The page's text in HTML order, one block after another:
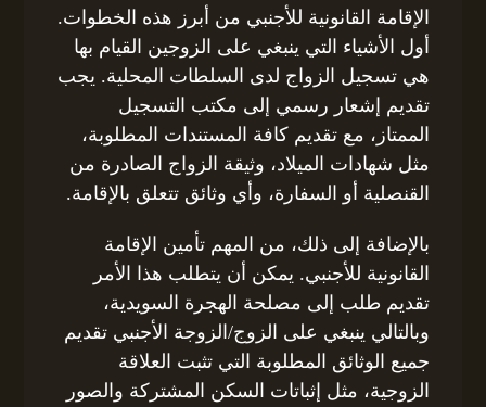
الإقامة القانونية للأجنبي من أبرز هذه الخطوات.
أول الأشياء التي ينبغي على الزوجين القيام بها
هي تسجيل الزواج لدى السلطات المحلية. يجب
تقديم إشعار رسمي إلى مكتب التسجيل
الممتاز، مع تقديم كافة المستندات المطلوبة،
مثل شهادات الميلاد، وثيقة الزواج الصادرة من
القنصلية أو السفارة، وأي وثائق تتعلق بالإقامة.
بالإضافة إلى ذلك، من المهم تأمين الإقامة
القانونية للأجنبي. يمكن أن يتطلب هذا الأمر
تقديم طلب إلى مصلحة الهجرة السويدية،
وبالتالي ينبغي على الزوج/الزوجة الأجنبي تقديم
جميع الوثائق المطلوبة التي تثبت العلاقة
الزوجية، مثل إثباتات السكن المشتركة والصور